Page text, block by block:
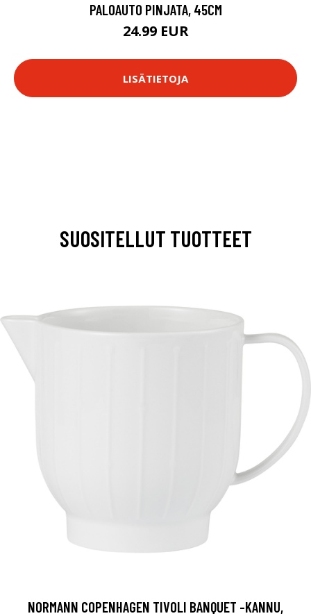
PALOAUTO PINJATA, 45CM
24.99 EUR
LISÄTIETOJA
SUOSITELLUT TUOTTEET
NORMANN COPENHAGEN TIVOLI BANQUET -KANNU,